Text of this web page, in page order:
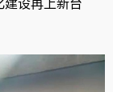
建设再上新台